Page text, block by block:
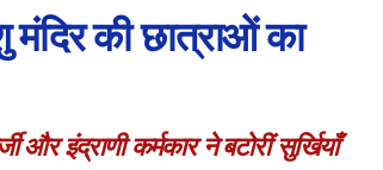
की छात्राओं का
और इंद्राणी कर्मकार ने बटोरीं सुर्खियाँ